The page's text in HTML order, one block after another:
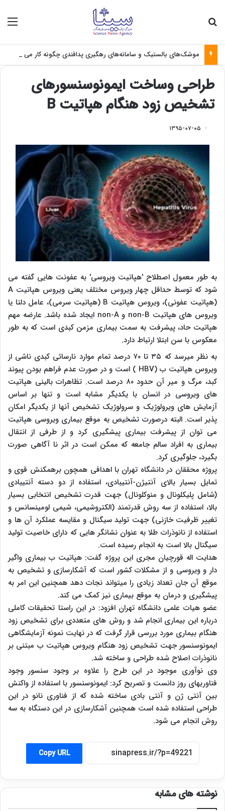
موشک‌های بالستیک و سامانه‌های رهگیری پدافندی چگونه کار می کنند؟
طراحی وساخت ایمونوسنسورهای
تشخیص زود هنگام هپاتیت B
۱۳۹۵-۰۷-۰۵
به طور معمول اصطلاح 'هپاتیت ویروسی' به عفونت هایی گفته می
شود که توسط حداقل چهار ویروس مختلف یعنی ویروس هپاتیت A
(هپاتیت عفونی)، ویروس هپاتیت B (هپاتیت سرمی)، عامل دلتا یا
ویروس های هپاتیت non-B و non-A ایجاد شده باشد. عارضه مهم
هپاتیت حاد، پیشرفت به سمت بیماری مزمن کبدی است که به طور
معکوس با سن ابتلا ارتباط دارد.
به نظر می­رسد که ۳۵ تا ۷۰ درصد تمام موارد نارسائی کبدی ناشی از
ویروس هپاتیت ب (HBV ) است و در صورت عدم فراهم بودن پیوند
کبد، مرگ و میر آن حدود ۸۰ درصد است. تظاهرات بالینی هپاتیت
های ویروسی در انسان با یکدیگر مشابه است و تنها بر اساس
آزمایش های ویرولوژیک و سرولوژیک تشخیص آنها از یکدیگر امکان
پذیر است. البته درصورت تشخیص به موقع بیماری ویروسی هپاتیت
می توان از پیشرفت بیماری پیشگیری کرد و از طرفی از انتقال
بیماری به افراد سالم جامعه که ممکن است در اثر نا آگاهی صورت
بگیرد، جلوگیری کرد.
پروژه محققان در دانشگاه تهران با اهدافی همچون برهمکنش قوی و
تمایل بسیار بالای آنتی­ژن-آنتی­بادی، استفاده از دو دسته آنتی­بادی
(شامل پلی­کلونال و منوکلونال) جهت قدرت تشخیص انتخابی بسیار
بالا، استفاده از سه روش قدرتمند (الکتروشیمی، شیمی لومینسانس و
تغییر ظرفیت خازنی) جهت تولید سیگنال و مقایسه عملکرد آن ها و
استفاده از نانوذرات طلا به عنوان نشانگر هایی که دارای خاصیت تولید
سیگنال بالا است به انجام رسیده است.
هدایت اله قورچیان مجری این پروژه گفت: هپاتیت ب بیماری واگیر
دار و ویروسی و از مشکلات کشور است که آشکارسازی و تشخیص به
موقع آن جان تعداد زیادی را میتواند نجات دهد همچنین این امر به
پیشگیری و درمان به موقع بیماری نیز کمک می کند.
عضو هیات علمی دانشگاه تهران افزود: در این راستا تحقیقات کاملی
درباره این بیماری انجام شد و روش های متعددی برای تشخیص زود
هنگام بیماری مورد بررسی قرار گرفت که در نهایت نمونه آزمایشگاهی
ایمونوسنسور جهت تشخیص زود هنگام ویروس هپاتیت ب مبتنی بر
نانوذرات اصلاح شده طراحی و ساخته شد.
وی نوآوری موجود در این طرح را علاوه بر وجود سنسور وجود
فناوریهای روز دانست و تصریح کرد: ایمونوسنسور با استفاده از واکنش
بین آنتی ژن و آنتی بادی ساخته شده که از فناوری نانو در این
طراحی استفاده شده است همچنین آشکارسازی در این دستگاه به سه
روش انجام می شود.
Copy URL
نوشته های مشابه